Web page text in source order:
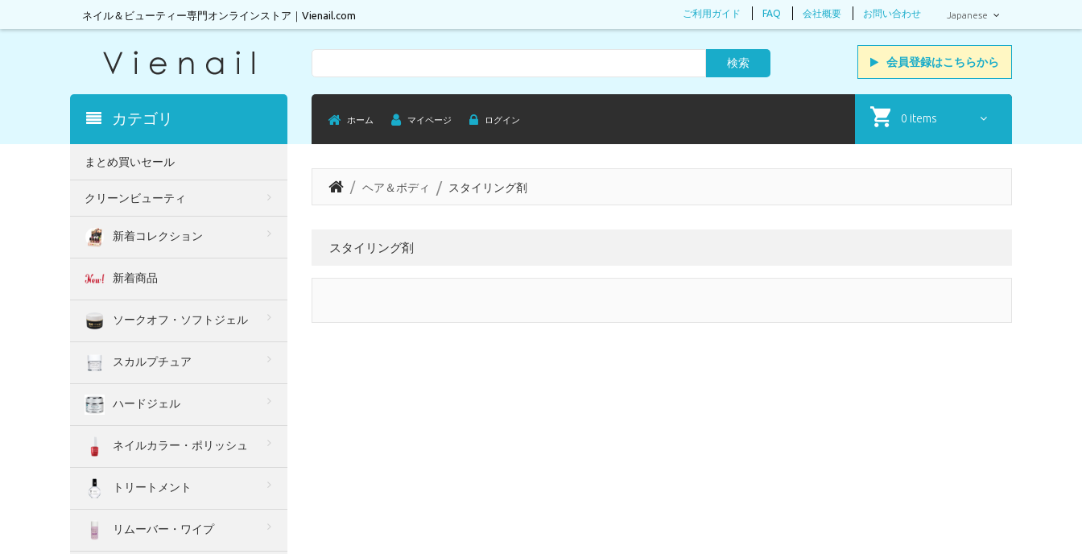
ネイル＆ビューティー専門オンラインストア｜Vienail.com Japanese
ご利用ガイド FAQ 会社概要 お問い合わせ
検索 会員登録はこちらから
カテゴリ ホーム マイページ ログイン 0 items
ヘア＆ボディ スタイリング剤
スタイリング剤
まとめ買いセール
クリーンビューティ
新着コレクション
新着商品
ソークオフ・ソフトジェル
スカルプチュア
ハードジェル
ネイルカラー・ポリッシュ
トリートメント
リムーバー・ワイプ